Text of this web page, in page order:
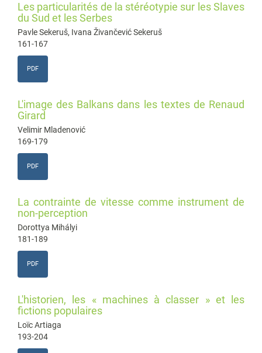
Les particularités de la stéréotypie sur les Slaves
du Sud et les Serbes
Pavle Sekeruš, Ivana Živančević Sekeruš
161-167
PDF
L'image des Balkans dans les textes de Renaud
Girard
Velimir Mladenović
169-179
PDF
La contrainte de vitesse comme instrument de
non-perception
Dorottya Mihályi
181-189
PDF
L'historien, les « machines à classer » et les
fictions populaires
Loïc Artiaga
193-204